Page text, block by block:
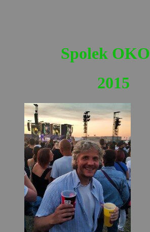
Spolek OKO
2015